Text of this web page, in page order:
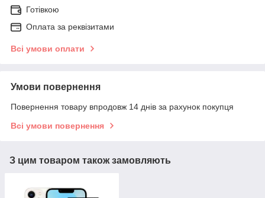
Готівкою
Оплата за реквізитами
Всі умови оплати
Умови повернення
Повернення товару впродовж 14 днів за рахунок покупця
Всі умови повернення
З цим товаром також замовляють